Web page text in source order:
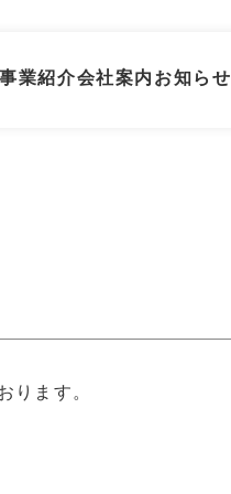
事業紹介会社案内 お知らせ
デル 働く環境
ります。